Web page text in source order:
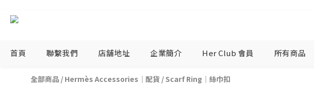
首頁 聯繫我們 店舖地址 企業簡介 Her Club 會員 所有商品
全部商品 / Hermès Accessories｜配貨 / Scarf Ring｜絲巾扣